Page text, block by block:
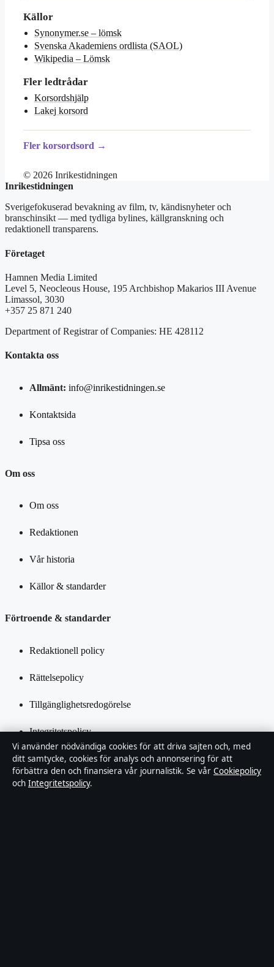
Källor
Synonymer.se – lömsk
Svenska Akademiens ordlista (SAOL)
Wikipedia – Lömsk
Fler ledtrådar
Korsordshjälp
Lakej korsord
Fler korsordsord →
© 2026 Inrikestidningen
Inrikestidningen
Sverigefokuserad bevakning av film, tv, kändisnyheter och
branschinsikt — med tydliga bylines, källgranskning och
redaktionell transparens.
Företaget
Hamnen Media Limited
Level 5, Neocleous House, 195 Archbishop Makarios III Avenue
Limassol, 3030
+357 25 871 240
Department of Registrar of Companies: HE 428112
Kontakta oss
Allmänt: info@inrikestidningen.se
Kontaktsida
Tipsa oss
Om oss
Om oss
Redaktionen
Vår historia
Källor & standarder
Förtroende & standarder
Redaktionell policy
Rättelsepolicy
Tillgänglighetsredogörelse
Integritetspolicy
Kändisar & integritet
Om Inrikestidningen i korthet
Vi använder nödvändiga cookies för att driva sajten och, med
ditt samtycke, cookies för analys och annonsering för att
förbättra den och finansiera vår journalistik. Se vår Cookiepolicy
och Integritetspolicy.